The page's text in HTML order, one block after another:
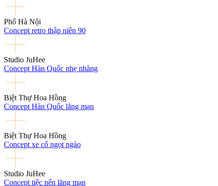
Phố Hà Nội
Concept retro thập niên 90
Studio JuHee
Concept Hàn Quốc nhẹ nhàng
Biệt Thự Hoa Hồng
Concept Hàn Quốc lãng mạn
Biệt Thự Hoa Hồng
Concept xe cổ ngọt ngào
Studio JuHee
Concept tiệc nến lãng mạn